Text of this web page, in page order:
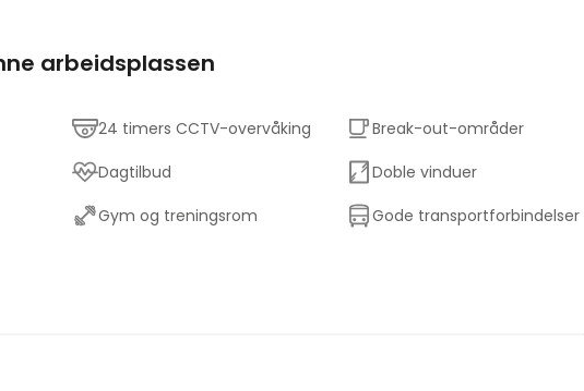
arbeidsplassen
24 timers CCTV-overvåking
Break-out-områder
Dagtilbud
Doble vinduer
Gym og treningsrom
Gode transportforbindelser